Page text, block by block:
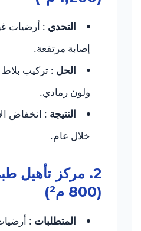
التحدي : أرضيات
إصابة مرتفعة.
الحل : تركيب
ولون رمادي.
النتيجة : انخفاض
خلال عام.
2. مركز تأهيل
(800 م²)
المتطلبات :